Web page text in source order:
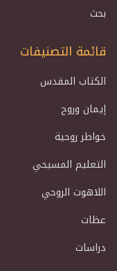
بحث
قائمة التصنيفات
الكتاب المقدس
إيمان وروح
خواطر روحية
التعليم المسيحي
اللاهوت الروحي
عظات
دراسات